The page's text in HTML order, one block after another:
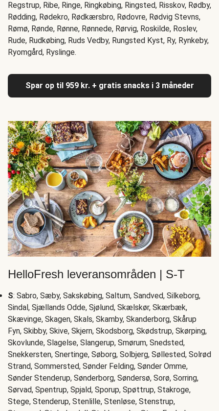
Regstrup, Ribe, Ringe, Ringkøbing, Ringsted, Risskov, Rødby,
Rødding, Rødekro, Rødkærsbro, Rødovre, Rødvig Stevns,
Rømø, Rønde, Rønne, Rønnede, Rørvig, Roskilde, Roslev,
Rude, Rudkøbing, Ruds Vedby, Rungsted Kyst, Ry, Rynkeby,
Ryomgård, Ryslinge.
Spar op til 959 kr. + gratis snacks i 3 måneder
HelloFresh leveransområden | S-T
S: Sabro, Sæby, Sakskøbing, Saltum, Sandved, Silkeborg,
Sindal, Sjællands Odde, Sjølund, Skælskør, Skærbæk,
Skævinge, Skagen, Skals, Skamby, Skanderborg, Skårup
Fyn, Skibby, Skive, Skjern, Skodsborg, Skødstrup, Skørping,
Skovlunde, Slagelse, Slangerup, Smørum, Snedsted,
Snekkersten, Snertinge, Søborg, Solbjerg, Søllested, Solrød
Strand, Sommersted, Sønder Felding, Sønder Omme,
Sønder Stenderup, Sønderborg, Søndersø, Sorø, Sorring,
Sørvad, Spentrup, Spjald, Sporup, Spøttrup, Stakroge,
Stege, Stenderup, Stenlille, Stenløse, Stenstrup,